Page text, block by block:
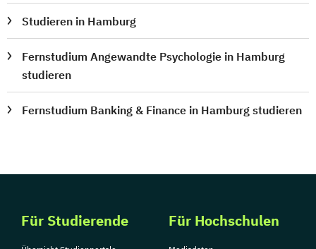
Online-Marketing-Manager
Online-Redakteur - Online-Texter
PHP-Datenbankentwickler
Paar- und Familiencoach
Palliativbegleiter
Personalentwicklung
Pflegeberater nach § 7a SGB XI
Studieren in Hamburg
Fernstudium Angewandte Psychologie in Hamburg
studieren
Fernstudium Banking & Finance in Hamburg studieren
Für Studierende Für Hochschulen